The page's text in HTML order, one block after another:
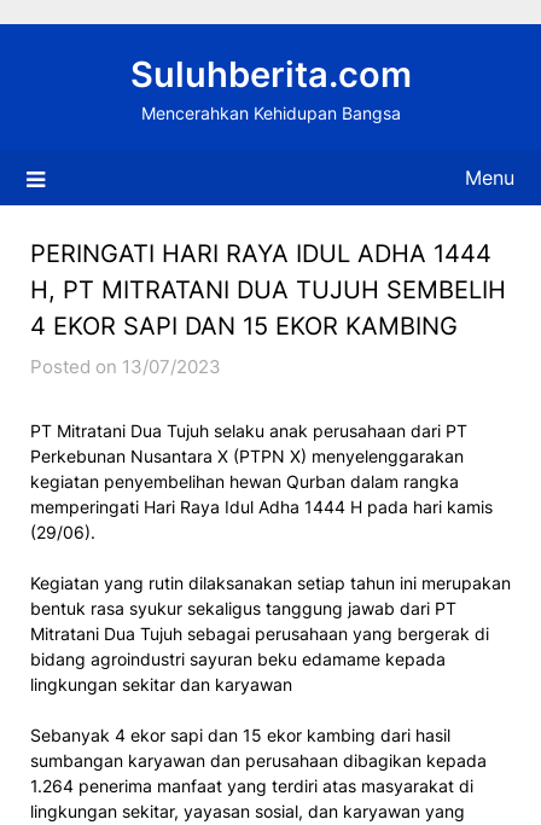
Suluhberita.com
Mencerahkan Kehidupan Bangsa
Menu
PERINGATI HARI RAYA IDUL ADHA 1444
H, PT MITRATANI DUA TUJUH SEMBELIH
4 EKOR SAPI DAN 15 EKOR KAMBING
Posted on 13/07/2023
PT Mitratani Dua Tujuh selaku anak perusahaan dari PT
Perkebunan Nusantara X (PTPN X) menyelenggarakan
kegiatan penyembelihan hewan Qurban dalam rangka
memperingati Hari Raya Idul Adha 1444 H pada hari kamis
(29/06).
Kegiatan yang rutin dilaksanakan setiap tahun ini merupakan
bentuk rasa syukur sekaligus tanggung jawab dari PT
Mitratani Dua Tujuh sebagai perusahaan yang bergerak di
bidang agroindustri sayuran beku edamame kepada
lingkungan sekitar dan karyawan
Sebanyak 4 ekor sapi dan 15 ekor kambing dari hasil
sumbangan karyawan dan perusahaan dibagikan kepada
1.264 penerima manfaat yang terdiri atas masyarakat di
lingkungan sekitar, yayasan sosial, dan karyawan yang